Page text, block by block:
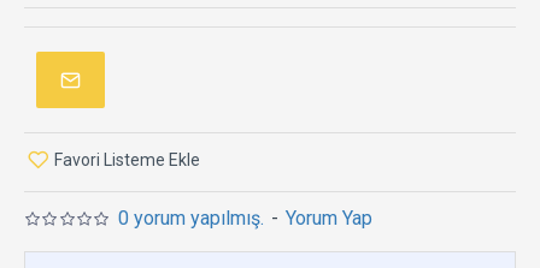
0 yorum yapılmış. - Yorum Yap
Favori Listeme Ekle